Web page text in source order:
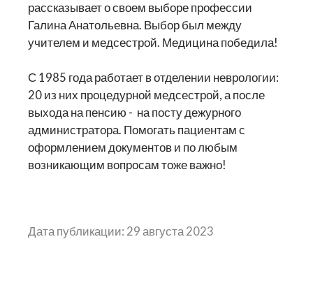
рассказывает о своем выборе профессии
Галина Анатольевна. Выбор был между
учителем и медсестрой. Медицина победила!
С 1985 года работает в отделении неврологии:
20 из них процедурной медсестрой, а после
выхода на пенсию - на посту дежурного
администратора. Помогать пациентам с
оформлением документов и по любым
возникающим вопросам тоже важно!
Дата публикации: 29 августа 2023